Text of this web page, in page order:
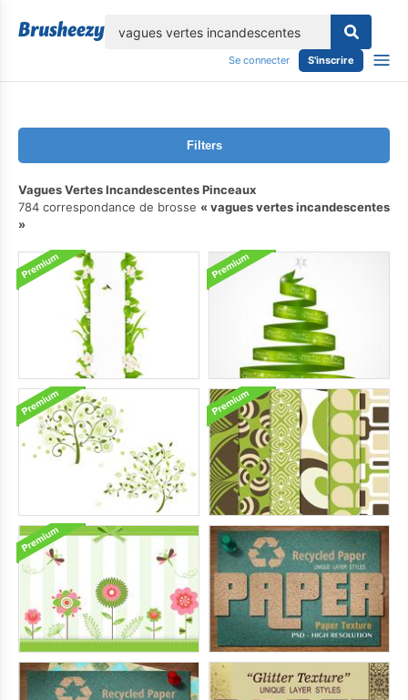
Se connecter S'inscrire
Filters
Vagues Vertes Incandescentes Pinceaux
784 correspondance de brosse
vagues vertes incandescentes